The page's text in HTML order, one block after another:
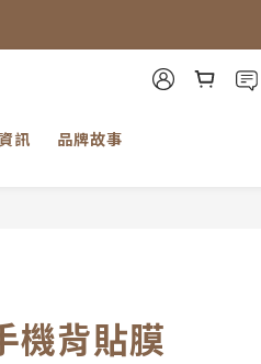
訊 品牌故事
機背貼膜